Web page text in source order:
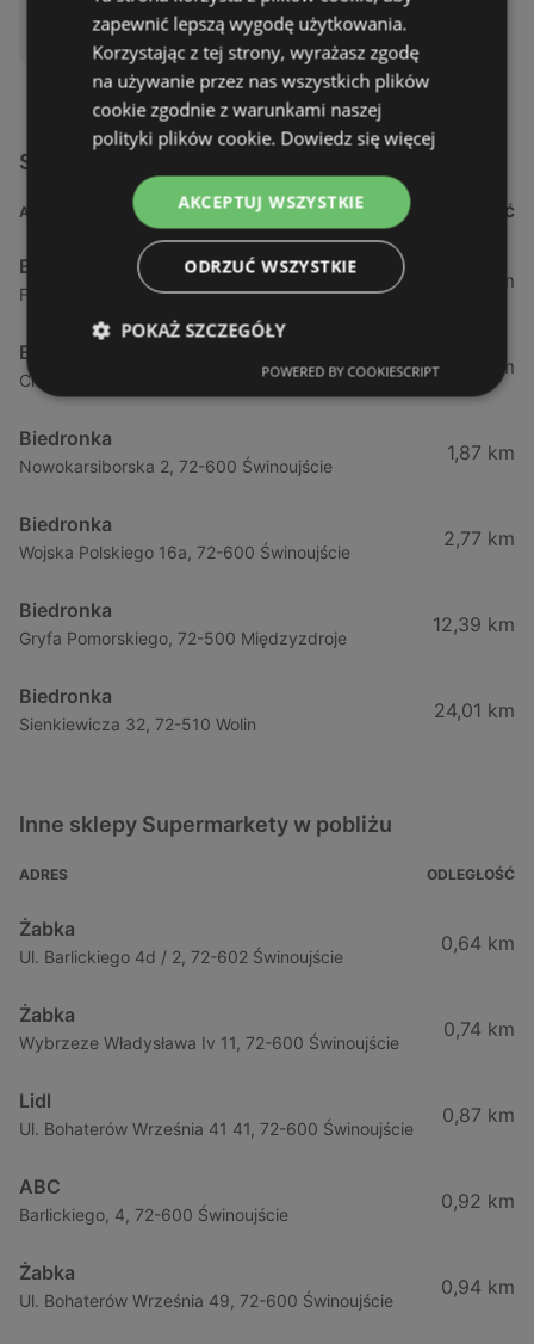
DOSTĘPNY W:
Biedronka
Sklepy Biedronka w pobliżu
ADRES ODLEGŁOŚĆ
Biedronka
Fińska 4, 72-602 Świnoujście
0,23 km
Biedronka
Chrobrego 9, 72-600 Świnoujście
0,84 km
Biedronka
Nowokarsiborska 2, 72-600 Świnoujście
1,87 km
Biedronka
Wojska Polskiego 16a, 72-600 Świnoujście
2,77 km
Biedronka
Gryfa Pomorskiego, 72-500 Międzyzdroje
12,39 km
Biedronka
Sienkiewicza 32, 72-510 Wolin
24,01 km
Inne sklepy Supermarkety w pobliżu
ADRES ODLEGŁOŚĆ
Żabka
Ul. Barlickiego 4d / 2, 72-602 Świnoujście
0,64 km
Żabka
Wybrzeze Władysława Iv 11, 72-600 Świnoujście
0,74 km
Lidl
Ul. Bohaterów Września 41 41, 72-600 Świnoujście
0,87 km
ABC
Barlickiego, 4, 72-600 Świnoujście
0,92 km
Żabka
Ul. Bohaterów Września 49, 72-600 Świnoujście
0,94 km
zapewnić lepszą wygodę użytkowania.
Korzystając z tej strony, wyrażasz zgodę
na używanie przez nas wszystkich plików
cookie zgodnie z warunkami naszej
polityki plików cookie. Dowiedz się więcej
AKCEPTUJ WSZYSTKIE
ODRZUĆ WSZYSTKIE
POKAŻ SZCZEGÓŁY
POWERED BY COOKIESCRIPT